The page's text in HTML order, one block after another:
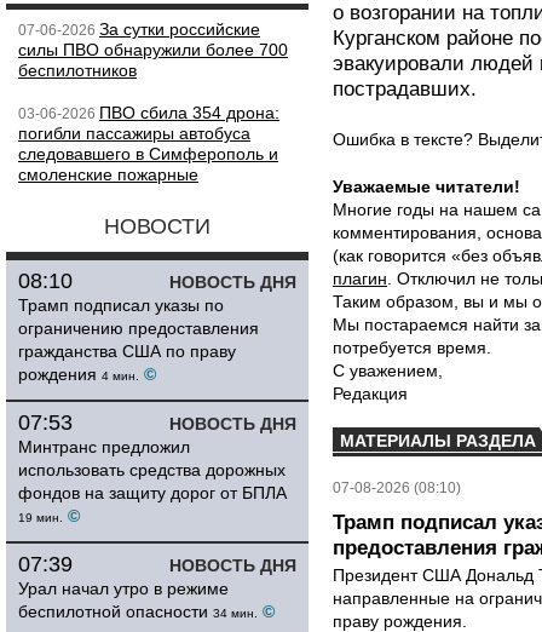
07-06-2026 За сутки российские
силы ПВО обнаружили более 700
беспилотников
03-06-2026 ПВО сбила 354 дрона:
погибли пассажиры автобуса
следовавшего в Симферополь и
смоленские пожарные
НОВОСТИ
НОВОСТЬ ДНЯ
08:10
Трамп подписал указы по
ограничению предоставления
гражданства США по праву
рождения 4 мин. ©
НОВОСТЬ ДНЯ
07:53
Минтранс предложил
использовать средства дорожных
фондов на защиту дорог от БПЛА
19 мин. ©
НОВОСТЬ ДНЯ
07:39
Урал начал утро в режиме
беспилотной опасности 34 мин. ©
о возгорании на
Курганском районе
эвакуировали
пострадавших.
Ошибка в тексте?
Уважаемые читатели!
Многие годы на нашем
комментирования,
(как говорится «без
плагин . Отключил не
Таким образом, вы и мы
Мы постараемся найти
потребуется время.
С уважением,
Редакция
МАТЕРИАЛЫ РАЗДЕЛА
07-08-2026 (08:10)
Трамп подписал
предоставления
Президент США Дональд
направленные на
праву рождения.